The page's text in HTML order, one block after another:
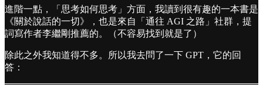
󠀠進階一點，「思考如何思考」方面，我讀到很有趣的一本書是
《關於說話的一切》，也是來自「通往 AGI 之路」社群，提
詞寫作者李繼剛推薦的。（不容易找到就是了）
󠀠除此之外我知道得不多。所以我去問了一下 GPT，它的回
答：